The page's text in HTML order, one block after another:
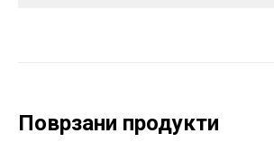
Поврзани продукти